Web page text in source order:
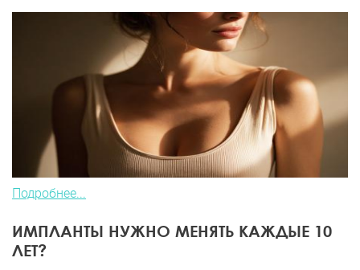
Подробнее...
ИМПЛАНТЫ НУЖНО МЕНЯТЬ КАЖДЫЕ 10
ЛЕТ?